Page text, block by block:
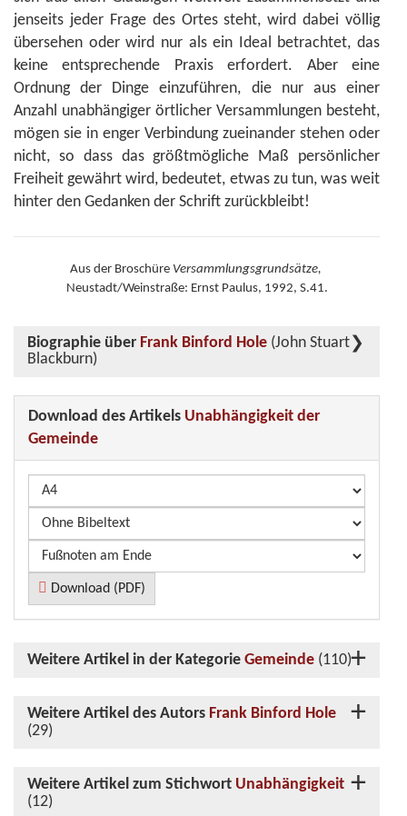
jenseits jeder Frage des Ortes steht, wird dabei völlig
übersehen oder wird nur als ein Ideal betrachtet, das
keine entsprechende Praxis erfordert. Aber eine
Ordnung der Dinge einzuführen, die nur aus einer
Anzahl unabhängiger örtlicher Versammlungen besteht,
mögen sie in enger Verbindung zueinander stehen oder
nicht, so dass das größtmögliche Maß persönlicher
Freiheit gewährt wird, bedeutet, etwas zu tun, was weit
hinter den Gedanken der Schrift zurückbleibt!
Aus der Broschüre Versammlungsgrundsätze,
Neustadt/Weinstraße: Ernst Paulus, 1992, S.41.
Biographie über Frank Binford Hole (John Stuart
Blackburn)
Download des Artikels Unabhängigkeit der
Gemeinde
Download (PDF)
Weitere Artikel in der Kategorie Gemeinde (110)
Weitere Artikel des Autors Frank Binford Hole
(29)
Weitere Artikel zum Stichwort Unabhängigkeit
(12)